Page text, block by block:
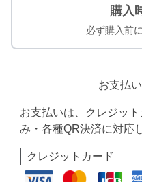
購入
必ず購入前
お支払
お支払いは、クレジッ
み・各種QR決済に対応
クレジットカード